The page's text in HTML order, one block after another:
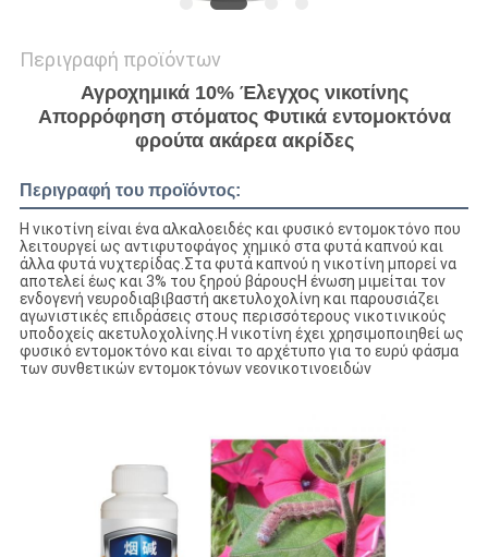
Περιγραφή προϊόντων
Αγροχημικά 10% Έλεγχος νικοτίνης
Απορρόφηση στόματος Φυτικά εντομοκτόνα
φρούτα ακάρεα ακρίδες
Περιγραφή του προϊόντος:
Η νικοτίνη είναι ένα αλκαλοειδές και φυσικό εντομοκτόνο που
λειτουργεί ως αντιφυτοφάγος χημικό στα φυτά καπνού και
άλλα φυτά νυχτερίδας.Στα φυτά καπνού η νικοτίνη μπορεί να
αποτελεί έως και 3% του ξηρού βάρουςΗ ένωση μιμείται τον
ενδογενή νευροδιαβιβαστή ακετυλοχολίνη και παρουσιάζει
αγωνιστικές επιδράσεις στους περισσότερους νικοτινικούς
υποδοχείς ακετυλοχολίνης.Η νικοτίνη έχει χρησιμοποιηθεί ως
φυσικό εντομοκτόνο και είναι το αρχέτυπο για το ευρύ φάσμα
των συνθετικών εντομοκτόνων νεονικοτινοειδών